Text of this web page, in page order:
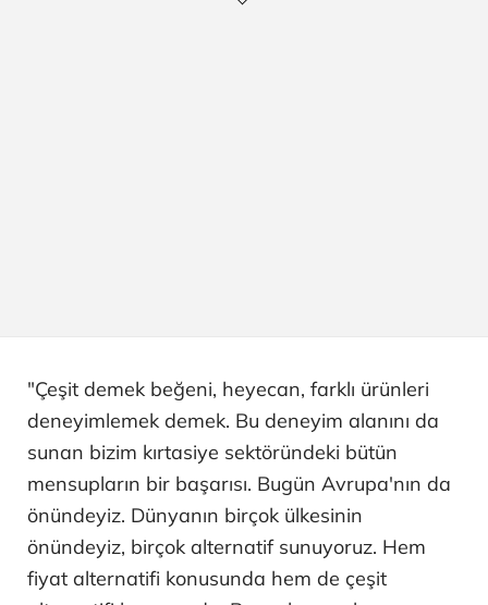
"Çeşit demek beğeni, heyecan, farklı ürünleri
deneyimlemek demek. Bu deneyim alanını da
sunan bizim kırtasiye sektöründeki bütün
mensupların bir başarısı. Bugün Avrupa'nın da
önündeyiz. Dünyanın birçok ülkesinin
önündeyiz, birçok alternatif sunuyoruz. Hem
fiyat alternatifi konusunda hem de çeşit